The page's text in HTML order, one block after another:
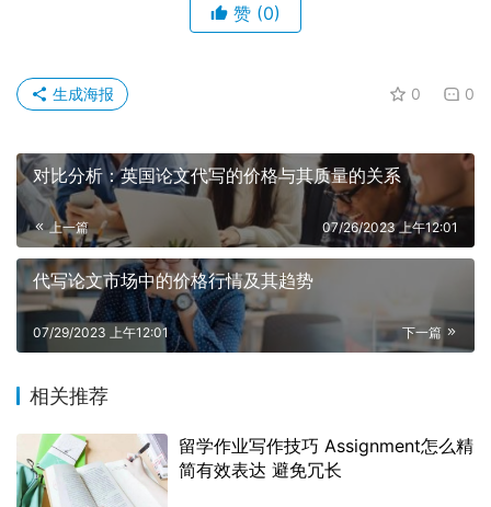
赞 (0)
0 0
生成海报
对比分析：英国论文代写的价格与其质量的关系
上一篇 07/26/2023 上午12:01
代写论文市场中的价格行情及其趋势
下一篇
07/29/2023 上午12:01
相关推荐
留学作业写作技巧 Assignment怎么精
简有效表达 避免冗长